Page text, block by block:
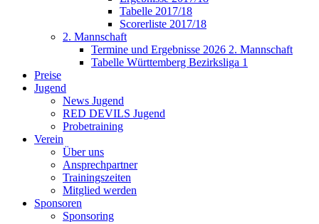
Tabelle 2017/18
Scorerliste 2017/18
2. Mannschaft
Termine und Ergebnisse 2026 2. Mannschaft
Tabelle Württemberg Bezirksliga 1
Preise
Jugend
News Jugend
RED DEVILS Jugend
Probetraining
Verein
Über uns
Ansprechpartner
Trainingszeiten
Mitglied werden
Sponsoren
Sponsoring